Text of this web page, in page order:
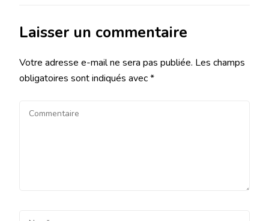
Laisser un commentaire
Votre adresse e-mail ne sera pas publiée. Les champs
obligatoires sont indiqués avec*